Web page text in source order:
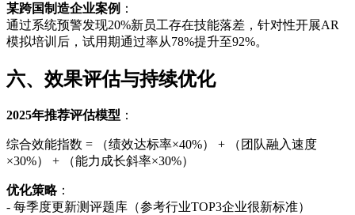
某跨国制造企业案例 ：
通过系统预警发现20%新员工存在技能落差，针对性开展AR
模拟培训后，试用期通过率从78%提升至92%。
六、效果评估与持续优化
2025年推荐评估模型 ：
综合效能指数 = （绩效达标率×40%） + （团队融入速度
×30%） + （能力成长斜率×30%）
优化策略：
- 每季度更新测评题库（参考行业TOP3企业很新标准）